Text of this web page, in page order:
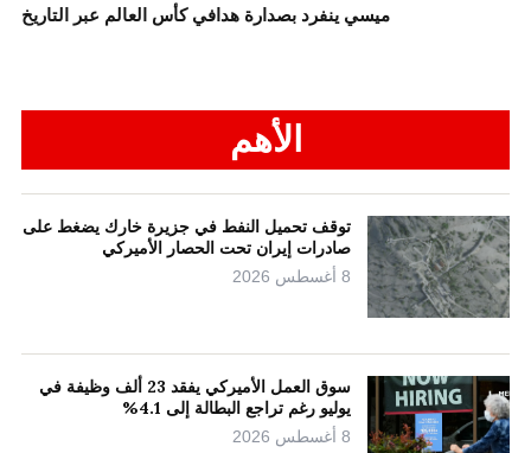
ميسي ينفرد بصدارة هدافي كأس العالم عبر التاريخ
الأهم
توقف تحميل النفط في جزيرة خارك يضغط على
صادرات إيران تحت الحصار الأميركي
8 أغسطس 2026
سوق العمل الأميركي يفقد 23 ألف وظيفة في
يوليو رغم تراجع البطالة إلى 4.1%
8 أغسطس 2026